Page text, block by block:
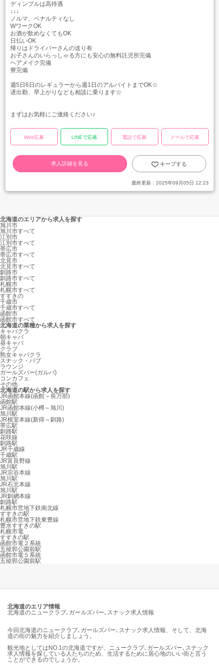
ディンプルは高待遇
↓↓↓
ノルマ、ペナルティなし
WワークOK
お酒が飲めなくてもOK
日払いOK
帰りはドライバーさんの送り有
お子さんのいらっしゃる方にも安心の無料託児所完備
ヘアメイク完備
寮完備
週5日6日のレギュラーから週1日のアルバイトまでOK☆
遅出勤、早上がりなども相談に乗ります☆
まずはお気軽にご連絡ください♪
Web応募 LINEで応募 電話で応募 メールで応募
求人詳細を見る キープする
最終更新： 2025年09月05日 12:23
北海道のエリアから求人を探す
旭川市
旭川市すべて
江別市
江別市すべて
帯広市
帯広市すべて
北見市
北見市すべて
釧路市
釧路市すべて
札幌市
札幌市すべて
すすきの
千歳市
千歳市すべて
函館市
函館市すべて
北海道の業種から求人を探す
キャバクラ
朝キャバ
昼キャバ
クラブ
熟女キャバクラ
スナック・パブ
ラウンジ
ガールズバー(ガルバ)
コンカフェ
その他
北海道の駅から求人を探す
JR函館本線(函館～長万部)
函館駅
JR函館本線(小樽～旭川)
旭川駅
JR根室本線(新得～釧路)
帯広駅
釧路駅
花咲線
釧路駅
JR千歳線
千歳駅
JR富良野線
旭川駅
JR宗谷本線
旭川駅
JR石北本線
旭川駅
JR釧網本線
釧路駅
札幌市営地下鉄南北線
すすきの駅
札幌市営地下鉄東豊線
豊水すすきの駅
札幌市電
すすきの駅
函館市電２系統
五稜郭公園前駅
函館市電５系統
五稜郭公園前駅
北海道のエリア情報
北海道のニュークラブ､ガールズバー､スナック求人情報
今回北海道のニュークラブ､ガールズバー､スナック求人情報、そして、北海
道の街の魅力を紹介しましょう。
観光地としてはNO.1の北海道ですが、ニュークラブ､ガールズバー､スナック
求人情報を探している人たちのため、生活するために居心地のいい街と言う
ことができるのでしょうか。